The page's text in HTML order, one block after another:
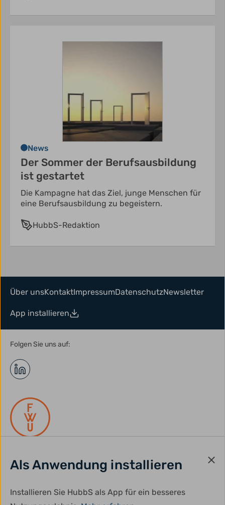
Als Anwendung installieren
Installieren Sie HubbS als App für ein besseres
News
Der Sommer der Berufsausbildung
ist gestartet
Die Kampagne hat das Ziel, junge Menschen für
eine Berufsausbildung zu begeistern.
HubbS-Redaktion
Über unsKontaktImpressumDatenschutzNewsletter
App installieren
Folgen Sie uns auf:
gefördert durch: